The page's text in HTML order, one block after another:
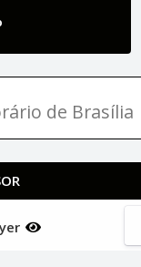
de Brasília